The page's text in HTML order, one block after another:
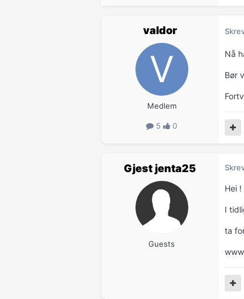
valdor
Medlem
5 0
Nå
Bør
Gjest jenta25
Guests
Hei !
I
ta